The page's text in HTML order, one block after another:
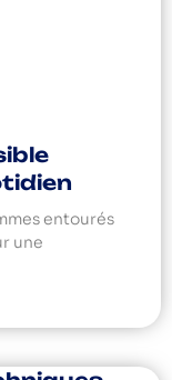
entourés
une